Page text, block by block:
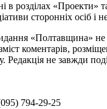
в розділах «Проекти»
сторонніх осіб і
«Полтавщина» не
коментарів,
Редакція не завжди
794-29-25